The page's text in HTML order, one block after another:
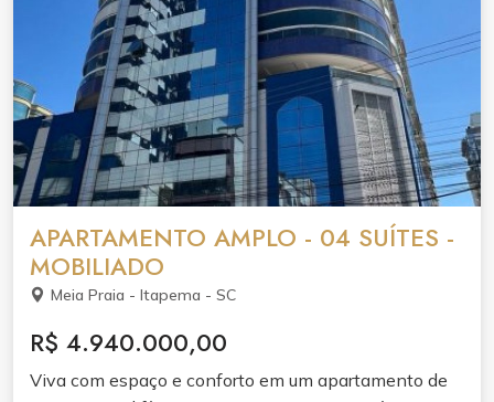
APARTAMENTO AMPLO - 04 SUÍTES -
MOBILIADO
Meia Praia - Itapema - SC
R$ 4.940.000,00
Viva com espaço e conforto em um apartamento de